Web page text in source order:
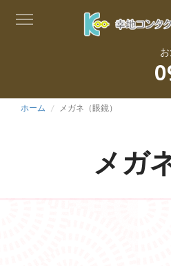
ホーム メガネ（眼鏡）
メガ